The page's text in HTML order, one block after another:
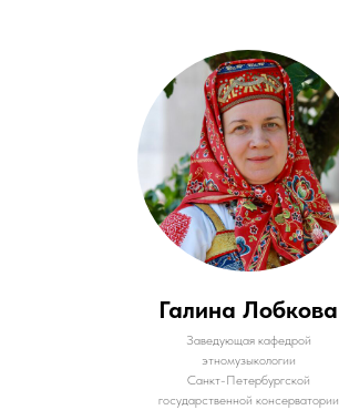
Галина Лобкова
Заведующая кафедрой
этномузыкологии
Санкт-Петербургской
государственной консерватории